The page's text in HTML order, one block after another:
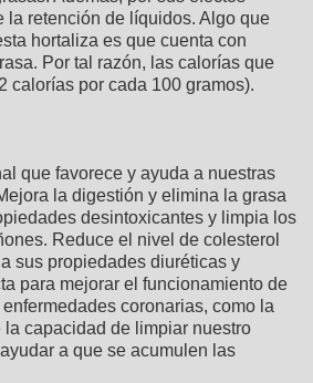
la retención de líquidos. Algo que
hortaliza es que cuenta con
Por tal razón, las calorías que
calorías por cada 100 gramos).
que favorece y ayuda a nuestras
la digestión y elimina la grasa
desintoxicantes y limpia los
Reduce el nivel de colesterol
sus propiedades diuréticas y
para mejorar el funcionamiento de
coronarias, como la
capacidad de limpiar nuestro
a que se acumulen las